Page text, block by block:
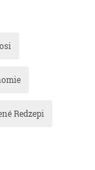
Redzepi